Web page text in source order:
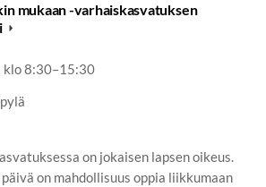
mukaan -varhaiskasvatuksen
klo 8:30–15:30
on jokaisen lapsen oikeus.
on mahdollisuus oppia liikkumaan